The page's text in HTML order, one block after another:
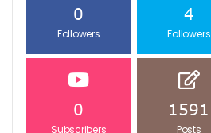
0
Followers
4
Followers
0
Subscribers
1591
Posts